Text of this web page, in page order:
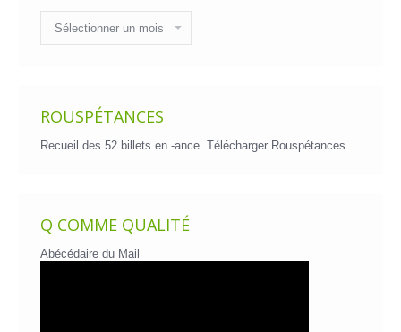
des
billets
ROUSPÉTANCES
Recueil des 52 billets en -ance. Télécharger Rouspétances
Q COMME QUALITÉ
Abécédaire du Mail